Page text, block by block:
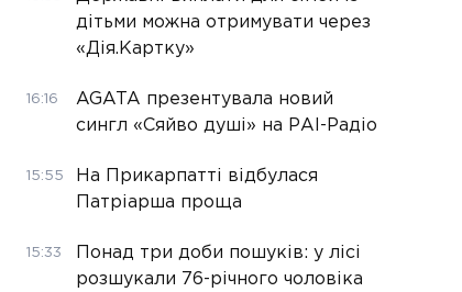
дітьми можна отримувати через
«Дія.Картку»
16:16
AGATA презентувала новий
сингл «Сяйво душі» на РАІ-Радіо
15:55
На Прикарпатті відбулася
Патріарша проща
15:33
Понад три доби пошуків: у лісі
розшукали 76-річного чоловіка